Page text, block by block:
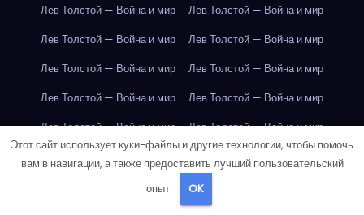
Лев Толстой — Война и мир
Лев Толстой — Война и мир
Лев Толстой — Война и мир
Лев Толстой — Война и мир
Лев Толстой — Война и мир
Лев Толстой — Война и мир
Лев Толстой — Война и мир
Лев Толстой — Война и мир
Лев Толстой — Война и мир
Лев Толстой — Война и мир
Лондон Лондон Лондон Лондон
Лондон Лондон
Этот сайт использует куки-файлы и другие технологии, чтобы помочь
вам в навигации, а также предоставить лучший пользовательский
опыт.
OK